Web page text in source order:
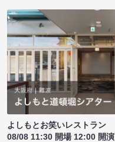
よしもとお笑いレストラン
08/08 11:30 開場 12:00 開演